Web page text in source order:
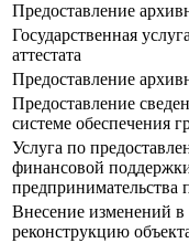
Предоставление
Государственная
аттестата
Предоставление
Предоставление
системе обеспечения
Услуга по
финансовой
предпринимательства
Внесение изменений в
реконструкцию